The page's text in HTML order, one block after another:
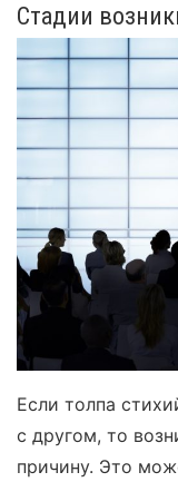
Стадии
Если толпа
с другом, то
причину. Это